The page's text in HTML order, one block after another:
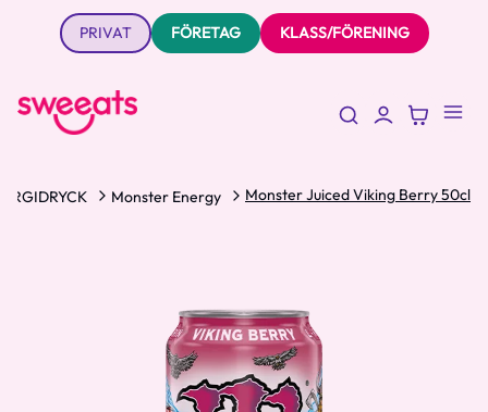
PRIVAT FÖRETAG KLASS/FÖRENING
Monster Energy Monster Juiced Viking Berry 50cl